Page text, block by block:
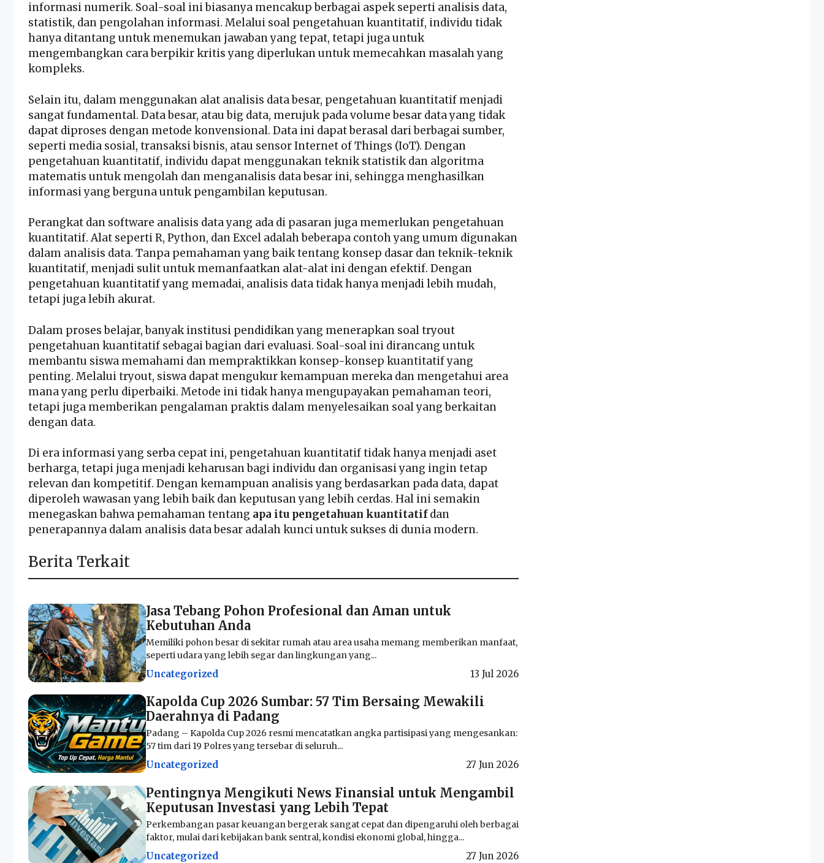
informasi numerik. Soal-soal ini biasanya mencakup berbagai aspek seperti analisis data,
statistik, dan pengolahan informasi. Melalui soal pengetahuan kuantitatif, individu tidak
hanya ditantang untuk menemukan jawaban yang tepat, tetapi juga untuk
mengembangkan cara berpikir kritis yang diperlukan untuk memecahkan masalah yang
kompleks.
Selain itu, dalam menggunakan alat analisis data besar, pengetahuan kuantitatif menjadi
sangat fundamental. Data besar, atau big data, merujuk pada volume besar data yang tidak
dapat diproses dengan metode konvensional. Data ini dapat berasal dari berbagai sumber,
seperti media sosial, transaksi bisnis, atau sensor Internet of Things (IoT). Dengan
pengetahuan kuantitatif, individu dapat menggunakan teknik statistik dan algoritma
matematis untuk mengolah dan menganalisis data besar ini, sehingga menghasilkan
informasi yang berguna untuk pengambilan keputusan.
Perangkat dan software analisis data yang ada di pasaran juga memerlukan pengetahuan
kuantitatif. Alat seperti R, Python, dan Excel adalah beberapa contoh yang umum digunakan
dalam analisis data. Tanpa pemahaman yang baik tentang konsep dasar dan teknik-teknik
kuantitatif, menjadi sulit untuk memanfaatkan alat-alat ini dengan efektif. Dengan
pengetahuan kuantitatif yang memadai, analisis data tidak hanya menjadi lebih mudah,
tetapi juga lebih akurat.
Dalam proses belajar, banyak institusi pendidikan yang menerapkan soal tryout
pengetahuan kuantitatif sebagai bagian dari evaluasi. Soal-soal ini dirancang untuk
membantu siswa memahami dan mempraktikkan konsep-konsep kuantitatif yang
penting. Melalui tryout, siswa dapat mengukur kemampuan mereka dan mengetahui area
mana yang perlu diperbaiki. Metode ini tidak hanya mengupayakan pemahaman teori,
tetapi juga memberikan pengalaman praktis dalam menyelesaikan soal yang berkaitan
dengan data.
Di era informasi yang serba cepat ini, pengetahuan kuantitatif tidak hanya menjadi aset
berharga, tetapi juga menjadi keharusan bagi individu dan organisasi yang ingin tetap
relevan dan kompetitif. Dengan kemampuan analisis yang berdasarkan pada data, dapat
diperoleh wawasan yang lebih baik dan keputusan yang lebih cerdas. Hal ini semakin
menegaskan bahwa pemahaman tentang apa itu pengetahuan kuantitatifdan
penerapannya dalam analisis data besar adalah kunci untuk sukses di dunia modern.
Berita Terkait
Jasa Tebang Pohon Profesional dan Aman untuk
Kebutuhan Anda
Memiliki pohon besar di sekitar rumah atau area usaha memang memberikan manfaat,
seperti udara yang lebih segar dan lingkungan yang...
Uncategorized 13 Jul 2026
Kapolda Cup 2026 Sumbar: 57 Tim Bersaing Mewakili
Daerahnya di Padang
Padang – Kapolda Cup 2026 resmi mencatatkan angka partisipasi yang mengesankan:
57 tim dari 19 Polres yang tersebar di seluruh...
Uncategorized 27 Jun 2026
Pentingnya Mengikuti News Finansial untuk Mengambil
Keputusan Investasi yang Lebih Tepat
Perkembangan pasar keuangan bergerak sangat cepat dan dipengaruhi oleh berbagai
faktor, mulai dari kebijakan bank sentral, kondisi ekonomi global, hingga...
Uncategorized 27 Jun 2026